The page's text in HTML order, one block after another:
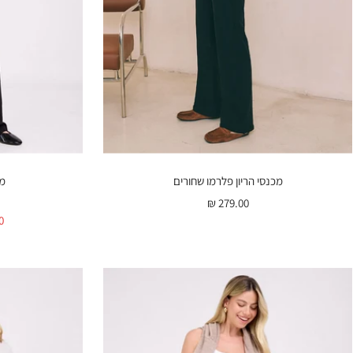
מכנסי הריון פלרמו שחורים
מחיר
279.00 ₪